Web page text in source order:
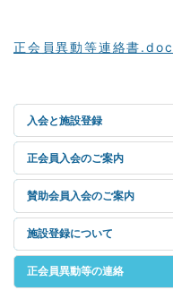
正会員異動等連絡書
入会と施設登録
正会員入会のご案内
賛助会員入会のご案内
施設登録について
正会員異動等の連絡